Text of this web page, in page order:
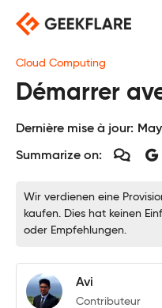
Skip
content
Cloud Computing
Démarrer
Dernière mise à jour:
Summarize on:
Wir verdienen eine
kaufen. Dies hat keinen
oder Empfehlungen.
Avi
Contributeur